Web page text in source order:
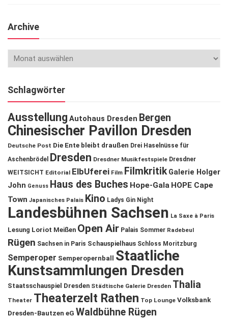
Archive
Schlagwörter
Ausstellung Autohaus Dresden Bergen
Chinesischer Pavillon Dresden
Deutsche Post Die Ente bleibt draußen Drei Haselnüsse für
Aschenbrödel
Dresden Dresdner Musikfestspiele Dresdner
WEITSICHT Editorial ElbUferei Film Filmkritik Galerie Holger
John Genuss Haus des Buches Hope-Gala HOPE Cape
Town Japanisches Palais Kino Ladys Gin Night
Landesbühnen Sachsen La Saxe à Paris
Lesung Loriot Meißen Open Air Palais Sommer Radebeul
Rügen Sachsen in Paris Schauspielhaus Schloss Moritzburg
Semperoper Semperopernball
Staatliche
Kunstsammlungen Dresden
Staatsschauspiel Dresden Städtische Galerie Dresden Thalia
Theater Theaterzelt Rathen Top Lounge Volksbank
Dresden-Bautzen eG Waldbühne Rügen